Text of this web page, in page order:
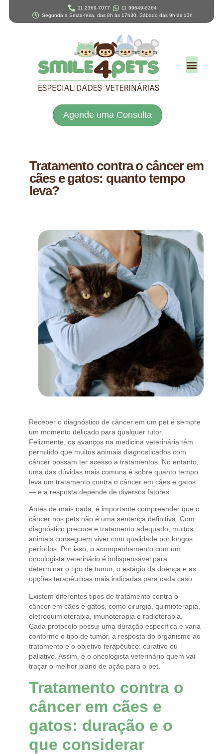
11 2369-7077
11 99649-6264
Segunda a Sexta-feira, das 8h às 17h30. Sábado das 9h às 13h
Agende uma Consulta
Tratamento contra o câncer em
cães e gatos: quanto tempo
leva?
Receber o diagnóstico de câncer em um pet é sempre
um momento delicado para qualquer tutor.
Felizmente, os avanços na medicina veterinária têm
permitido que muitos animais diagnosticados com
câncer possam ter acesso a tratamentos. No entanto,
uma das dúvidas mais comuns é sobre quanto tempo
leva um tratamento contra o câncer em cães e gatos
— e a resposta depende de diversos fatores.
Antes de mais nada, é importante compreender que o
câncer nos pets não é uma sentença definitiva. Com
diagnóstico precoce e tratamento adequado, muitos
animais conseguem viver com qualidade por longos
períodos. Por isso, o acompanhamento com um
oncologista veterinário é indispensável para
determinar o tipo de tumor, o estágio da doença e as
opções terapêuticas mais indicadas para cada caso.
Existem diferentes tipos de tratamento contra o
câncer em cães e gatos, como cirurgia, quimioterapia,
eletroquimioterapia, imunoterapia e radioterapia.
Cada protocolo possui uma duração específica e varia
conforme o tipo de tumor, a resposta do organismo ao
tratamento e o objetivo terapêutico: curativo ou
paliativo. Assim, é o oncologista veterinário quem vai
traçar o melhor plano de ação para o pet.
Tratamento contra o
câncer em cães e
gatos: duração e o
que considerar